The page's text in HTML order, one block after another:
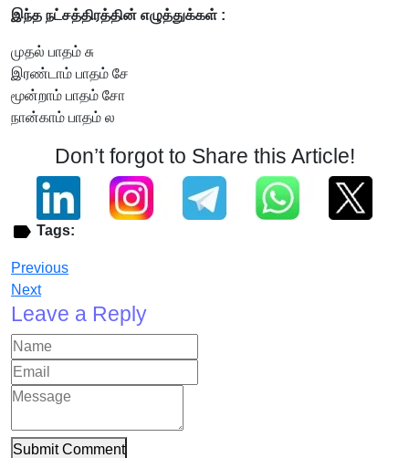
இந்த நட்சத்திரத்தின் எழுத்துக்கள் :
முதல் பாதம் சு
இரண்டாம் பாதம் சே
மூன்றாம் பாதம் சோ
நான்காம் பாதம் ல
Don’t forgot to Share this Article!
Tags:
Previous
Next
Leave a Reply
Submit Comment